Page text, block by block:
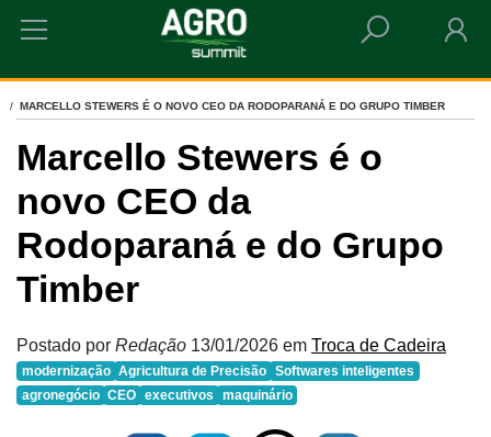
HOME
MARCELLO STEWERS É O NOVO CEO DA RODOPARANÁ E DO GRUPO TIMBER
Marcello Stewers é o
novo CEO da
Rodoparaná e do Grupo
Timber
Postado por Redação 13/01/2026 em Troca de Cadeira
modernização Agricultura de Precisão Softwares inteligentes
agronegócio CEO executivos maquinário